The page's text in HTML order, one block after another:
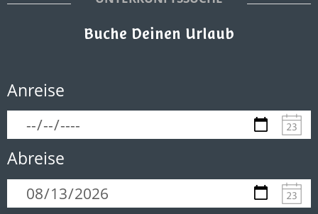
Buche Deinen Urlaub
Anreise
Abreise